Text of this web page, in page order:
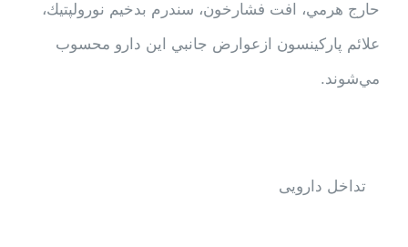
حارج هرمي، افت فشارخون، سندرم بدخيم نورولپتيك،
علائم پاركينسون ازعوارض جانبي اين دارو محسوب
مي‌شوند.
تداخل دارویی